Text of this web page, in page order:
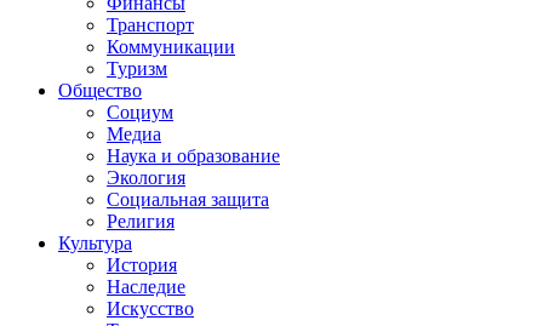
Транспорт
Коммуникации
Туризм
Общество
Социум
Медиа
Наука и образование
Экология
Социальная защита
Религия
Культура
История
Наследие
Искусство